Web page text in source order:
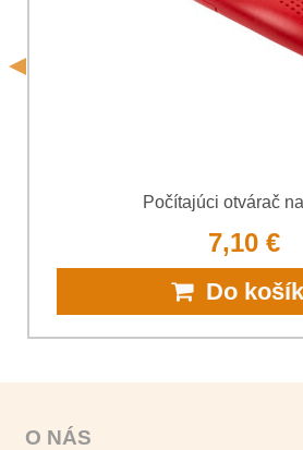
Počítajúci otvárač
7,10 €
Do
O NÁS